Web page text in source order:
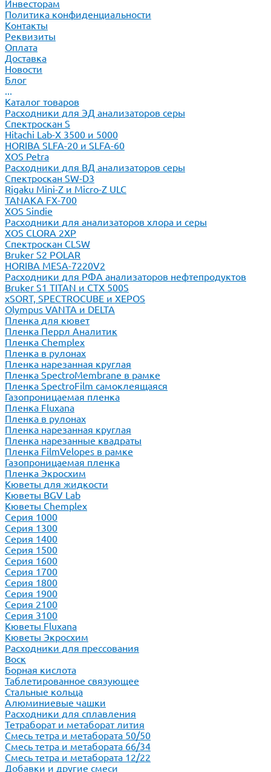
Инвесторам
Политика конфиденциальности
Контакты
Реквизиты
Оплата
Доставка
Новости
Блог
...
Каталог товаров
Расходники для ЭД анализаторов серы
Спектроскан S
Hitachi Lab-X 3500 и 5000
HORIBA SLFA-20 и SLFA-60
XOS Petra
Расходники для ВД анализаторов серы
Спектроскан SW-D3
Rigaku Mini-Z и Micro-Z ULC
TANAKA FX-700
XOS Sindie
Расходники для анализаторов хлора и серы
XOS CLORA 2XP
Спектроскан CLSW
Bruker S2 POLAR
HORIBA MESA-7220V2
Расходники для РФА анализаторов нефтепродуктов
Bruker S1 TITAN и CTX 500S
xSORT, SPECTROCUBE и XEPOS
Olympus VANTA и DELTA
Пленка для кювет
Пленка Перрл Аналитик
Пленка Chemplex
Пленка в рулонах
Пленка нарезанная круглая
Пленка SpectroMembrane в рамке
Пленка SpectroFilm самоклеящаяся
Газопроницаемая пленка
Пленка Fluxana
Пленка в рулонах
Пленка нарезанная круглая
Пленка нарезанные квадраты
Пленка FilmVelopes в рамке
Газопроницаемая пленка
Пленка Экросхим
Кюветы для жидкости
Кюветы BGV Lab
Кюветы Chemplex
Серия 1000
Серия 1300
Серия 1400
Серия 1500
Серия 1600
Серия 1700
Серия 1800
Серия 1900
Серия 2100
Серия 3100
Кюветы Fluxana
Кюветы Экросхим
Расходники для прессования
Воск
Борная кислота
Таблетированное связующее
Стальные кольца
Алюминиевые чашки
Расходники для сплавления
Тетраборат и метаборат лития
Смесь тетра и метабората 50/50
Смесь тетра и метабората 66/34
Смесь тетра и метабората 12/22
Добавки и другие смеси